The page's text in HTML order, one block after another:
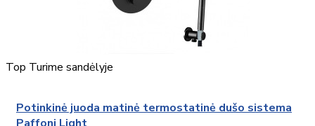
Top Turime sandėlyje
Potinkinė juoda matinė termostatinė dušo sistema